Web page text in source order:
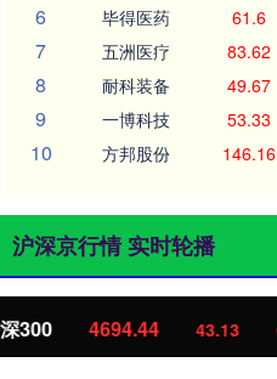
6 毕得医药 61.6
7 五洲医疗 83.62
8 耐科装备 49.67
9 一博科技 53.33
10 方邦股份 146.16
沪深京行情 实时轮播
北证50 1134.24